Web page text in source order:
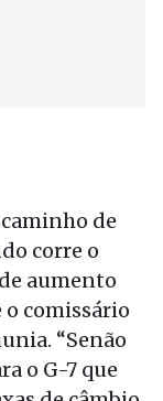
de
corre o
aumento
comissário
“Senão
o G-7 que